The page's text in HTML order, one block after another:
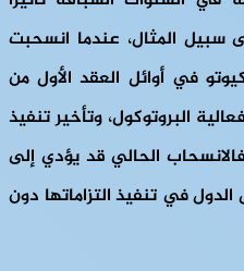
سبيل المثال، عندما انسحبت
في أوائل العقد الأول من
البروتوكول، وتأخير تنفيذ
الحالي قد يؤدي إلى
في تنفيذ التزاماتها دون